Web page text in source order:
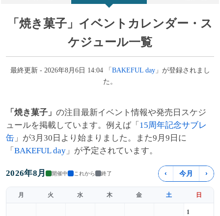
ダ
ー
「焼き菓子」イベントカレンダー・ス
ケジュール一覧
最終更新 - 2026年8月6日 14:04 「BAKEFUL day」が登録されまし
た。
「焼き菓子」 の注目最新イベント情報や発売日スケジ
ュールを掲載しています。例えば「 15周年記念サブレ
缶 」が3月30日より始まりました。また9月9日に
「 BAKEFUL day 」が予定されています。
2026年8月 開催中 これから 終了 ‹ 今月 ›
月 火 水 木 金 土 日
1